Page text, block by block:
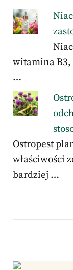
witamina B3,
…
Ostropest
właściwości
bardziej …